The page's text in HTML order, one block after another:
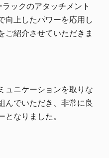
ックのアタッチメント
向上したパワーを応用し
ご紹介させていただきま
ュニケーションを取りな
んでいただき、非常に良
なりました。